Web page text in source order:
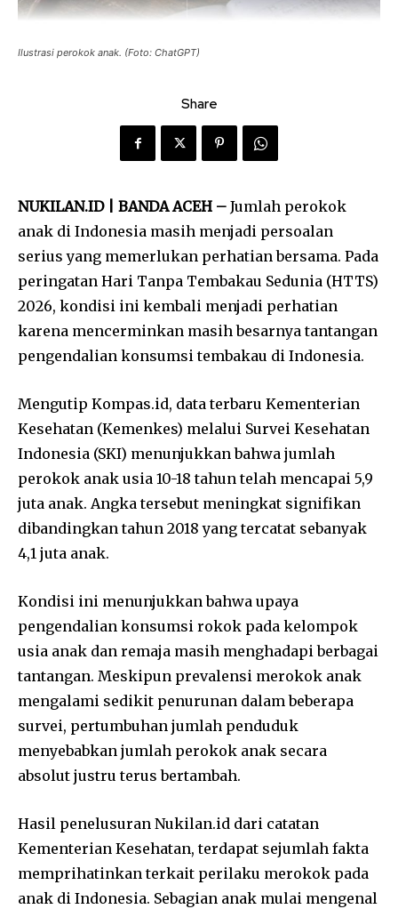
Ilustrasi perokok anak. (Foto: ChatGPT)
Share
NUKILAN.ID | BANDA ACEH – Jumlah perokok
anak di Indonesia masih menjadi persoalan
serius yang memerlukan perhatian bersama. Pada
peringatan Hari Tanpa Tembakau Sedunia (HTTS)
2026, kondisi ini kembali menjadi perhatian
karena mencerminkan masih besarnya tantangan
pengendalian konsumsi tembakau di Indonesia.
Mengutip Kompas.id, data terbaru Kementerian
Kesehatan (Kemenkes) melalui Survei Kesehatan
Indonesia (SKI) menunjukkan bahwa jumlah
perokok anak usia 10-18 tahun telah mencapai 5,9
juta anak. Angka tersebut meningkat signifikan
dibandingkan tahun 2018 yang tercatat sebanyak
4,1 juta anak.
Kondisi ini menunjukkan bahwa upaya
pengendalian konsumsi rokok pada kelompok
usia anak dan remaja masih menghadapi berbagai
tantangan. Meskipun prevalensi merokok anak
mengalami sedikit penurunan dalam beberapa
survei, pertumbuhan jumlah penduduk
menyebabkan jumlah perokok anak secara
absolut justru terus bertambah.
Hasil penelusuran Nukilan.id dari catatan
Kementerian Kesehatan, terdapat sejumlah fakta
memprihatinkan terkait perilaku merokok pada
anak di Indonesia. Sebagian anak mulai mengenal